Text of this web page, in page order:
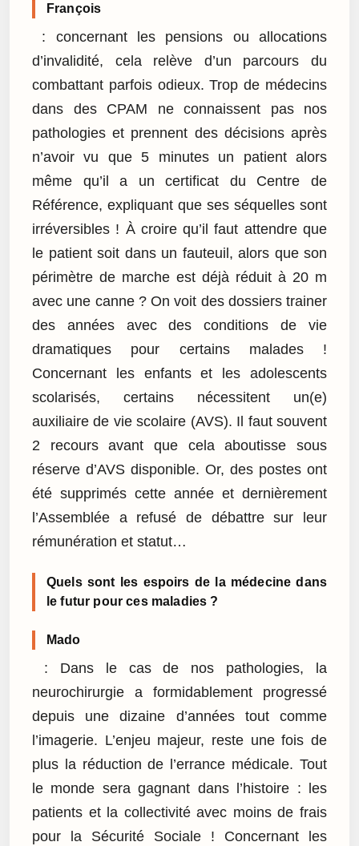
François
: concernant les pensions ou allocations
d’invalidité, cela relève d’un parcours du
combattant parfois odieux. Trop de médecins
dans des CPAM ne connaissent pas nos
pathologies et prennent des décisions après
n’avoir vu que 5 minutes un patient alors
même qu’il a un certificat du Centre de
Référence, expliquant que ses séquelles sont
irréversibles ! À croire qu’il faut attendre que
le patient soit dans un fauteuil, alors que son
périmètre de marche est déjà réduit à 20 m
avec une canne ? On voit des dossiers trainer
des années avec des conditions de vie
dramatiques pour certains malades !
Concernant les enfants et les adolescents
scolarisés, certains nécessitent un(e)
auxiliaire de vie scolaire (AVS). Il faut souvent
2 recours avant que cela aboutisse sous
réserve d’AVS disponible. Or, des postes ont
été supprimés cette année et dernièrement
l’Assemblée a refusé de débattre sur leur
rémunération et statut…
Quels sont les espoirs de la médecine dans
le futur pour ces maladies ?
Mado
: Dans le cas de nos pathologies, la
neurochirurgie a formidablement progressé
depuis une dizaine d’années tout comme
l’imagerie. L’enjeu majeur, reste une fois de
plus la réduction de l’errance médicale. Tout
le monde sera gagnant dans l’histoire : les
patients et la collectivité avec moins de frais
pour la Sécurité Sociale ! Concernant les